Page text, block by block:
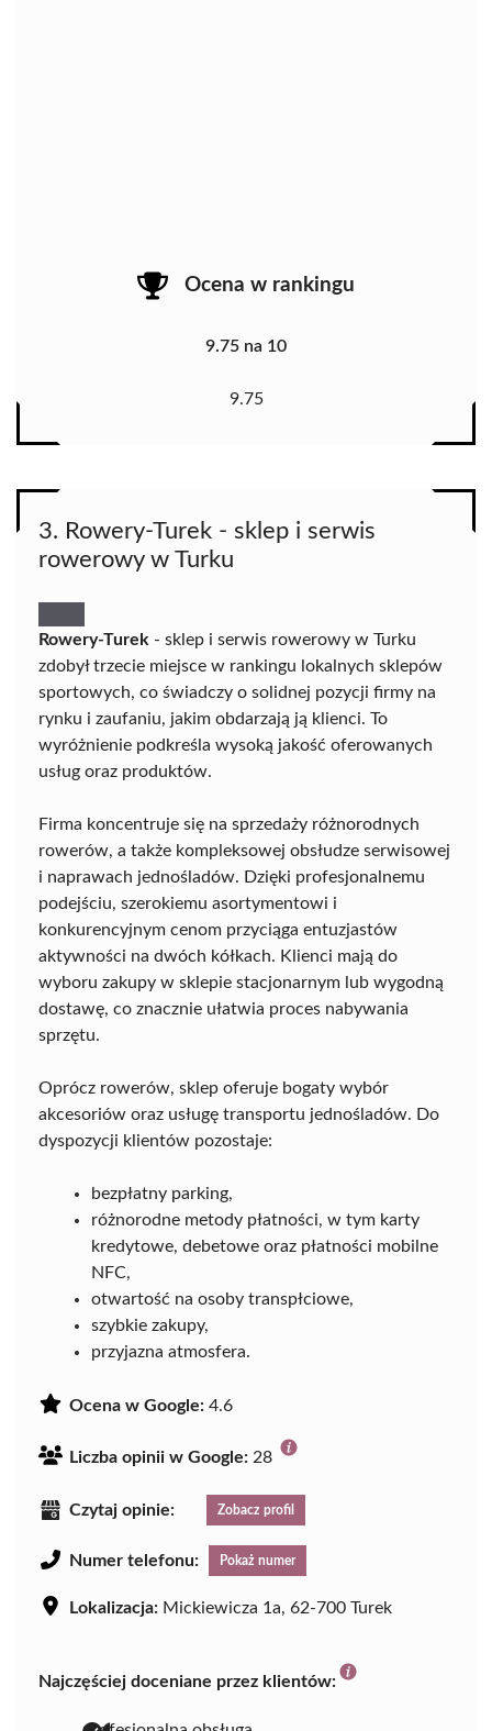
Ocena w rankingu
9.75 na 10
9.75
3. Rowery-Turek - sklep i serwis
rowerowy w Turku
Rowery-Turek - sklep i serwis rowerowy w Turku
zdobył trzecie miejsce w rankingu lokalnych sklepów
sportowych, co świadczy o solidnej pozycji firmy na
rynku i zaufaniu, jakim obdarzają ją klienci. To
wyróżnienie podkreśla wysoką jakość oferowanych
usług oraz produktów.
Firma koncentruje się na sprzedaży różnorodnych
rowerów, a także kompleksowej obsłudze serwisowej
i naprawach jednośladów. Dzięki profesjonalnemu
podejściu, szerokiemu asortymentowi i
konkurencyjnym cenom przyciąga entuzjastów
aktywności na dwóch kółkach. Klienci mają do
wyboru zakupy w sklepie stacjonarnym lub wygodną
dostawę, co znacznie ułatwia proces nabywania
sprzętu.
Oprócz rowerów, sklep oferuje bogaty wybór
akcesoriów oraz usługę transportu jednośladów. Do
dyspozycji klientów pozostaje:
bezpłatny parking,
różnorodne metody płatności, w tym karty
kredytowe, debetowe oraz płatności mobilne
NFC,
otwartość na osoby transpłciowe,
szybkie zakupy,
przyjazna atmosfera.
Ocena w Google: 4.6
Liczba opinii w Google: 28
Czytaj opinie: Zobacz profil
Numer telefonu: Pokaż numer
Lokalizacja: Mickiewicza 1a, 62-700 Turek
Najczęściej doceniane przez klientów: